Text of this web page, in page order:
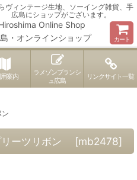
ヴィンテージ生地、ソーイング雑貨、手
広島にショップがございます。
Online Shop
・オンラインショップ
カート
案内
ラメゾンブランシ
ュ広島
リンクサイト一覧
ン
ーツリボン [mb2478]